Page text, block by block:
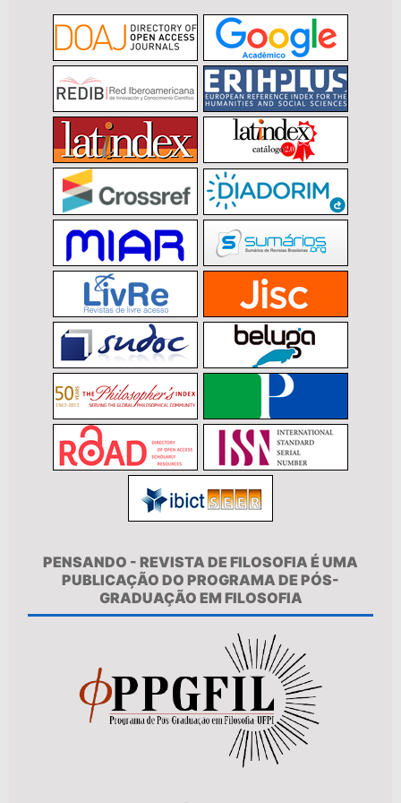
PENSANDO - REVISTA DE FILOSOFIA É UMA
PUBLICAÇÃO DO PROGRAMA DE PÓS-
GRADUAÇÃO EM FILOSOFIA